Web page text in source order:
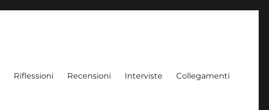
Riflessioni Recensioni Interviste Collegamenti